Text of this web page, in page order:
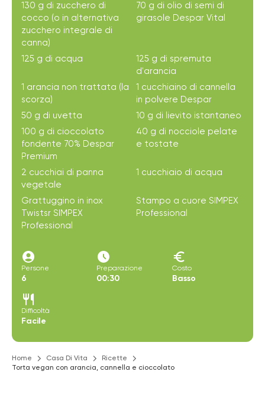
130 g di zucchero di
cocco (o in alternativa
zucchero integrale di
canna)
70 g di olio di semi di
girasole Despar Vital
125 g di acqua
125 g di spremuta
d'arancia
1 arancia non trattata (la
scorza)
1 cucchiaino di cannella
in polvere Despar
50 g di uvetta
10 g di lievito istantaneo
100 g di cioccolato
fondente 70% Despar
Premium
40 g di nocciole pelate
e tostate
2 cucchiai di panna
vegetale
1 cucchiaio di acqua
Grattuggino in inox
Twistsr SIMPEX
Professional
Stampo a cuore SIMPEX
Professional
account_circle
Persone
6
access_time_filled
Preparazione
00:30
euro
Costo
Basso
restaurant
Difficoltà
Facile
Home Casa Di Vita
Ricette
Torta vegan con arancia, cannella e cioccolato